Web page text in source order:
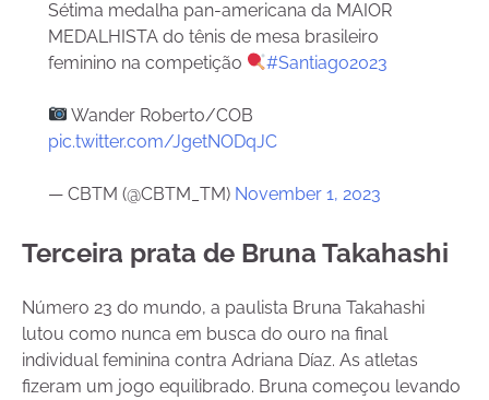
Sétima medalha pan-americana da MAIOR
MEDALHISTA do tênis de mesa brasileiro
feminino na competição
#Santiago2023
Wander Roberto/COB
pic.twitter.com/JgetNODqJC
— CBTM (@CBTM_TM) November 1, 2023
Terceira prata de Bruna Takahashi
Número 23 do mundo, a paulista Bruna Takahashi
lutou como nunca em busca do ouro na final
individual feminina contra Adriana Díaz. As atletas
fizeram um jogo equilibrado. Bruna começou levando